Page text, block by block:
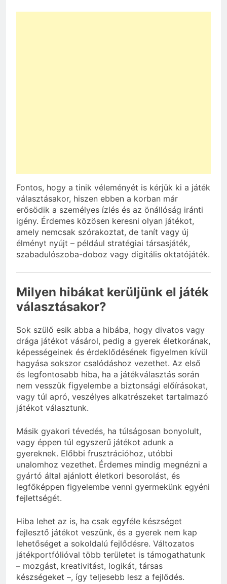
Fontos, hogy a tinik véleményét is kérjük ki a játék
választásakor, hiszen ebben a korban már
erősödik a személyes ízlés és az önállóság iránti
igény. Érdemes közösen keresni olyan játékot,
amely nemcsak szórakoztat, de tanít vagy új
élményt nyújt – például stratégiai társasjáték,
szabadulószoba-doboz vagy digitális oktatójáték.
Milyen hibákat kerüljünk el játék
választásakor?
Sok szülő esik abba a hibába, hogy divatos vagy
drága játékot vásárol, pedig a gyerek életkorának,
képességeinek és érdeklődésének figyelmen kívül
hagyása sokszor csalódáshoz vezethet. Az első
és legfontosabb hiba, ha a játékválasztás során
nem vesszük figyelembe a biztonsági előírásokat,
vagy túl apró, veszélyes alkatrészeket tartalmazó
játékot választunk.
Másik gyakori tévedés, ha túlságosan bonyolult,
vagy éppen túl egyszerű játékot adunk a
gyereknek. Előbbi frusztrációhoz, utóbbi
unalomhoz vezethet. Érdemes mindig megnézni a
gyártó által ajánlott életkori besorolást, és
legfőképpen figyelembe venni gyermekünk egyéni
fejlettségét.
Hiba lehet az is, ha csak egyféle készséget
fejlesztő játékot veszünk, és a gyerek nem kap
lehetőséget a sokoldalú fejlődésre. Változatos
játékportfólióval több területet is támogathatunk
– mozgást, kreativitást, logikát, társas
készségeket –, így teljesebb lesz a fejlődés.